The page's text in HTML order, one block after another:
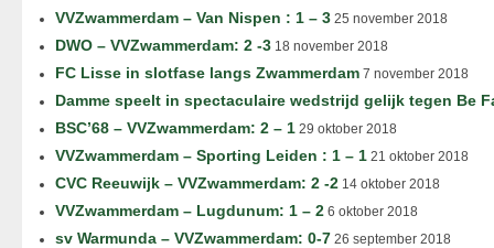
VVZwammerdam – Van Nispen : 1 – 3 25 november 2018
DWO – VVZwammerdam: 2 -3 18 november 2018
FC Lisse in slotfase langs Zwammerdam 7 november 2018
Damme speelt in spectaculaire wedstrijd gelijk tegen Be
BSC’68 – VVZwammerdam: 2 – 1 29 oktober 2018
VVZwammerdam – Sporting Leiden : 1 – 1 21 oktober 2018
CVC Reeuwijk – VVZwammerdam: 2 -2 14 oktober 2018
VVZwammerdam – Lugdunum: 1 – 2 6 oktober 2018
sv Warmunda – VVZwammerdam: 0-7 26 september 2018